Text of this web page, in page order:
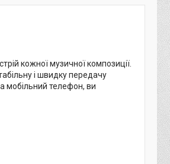
кожної музичної композиції.
і швидку передачу
мобільний телефон, ви